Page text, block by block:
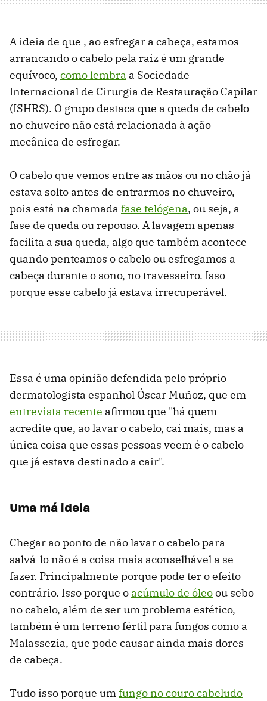
A ideia de que , ao esfregar a cabeça, estamos
arrancando o cabelo pela raiz é um grande
equívoco, como lembra a Sociedade
Internacional de Cirurgia de Restauração Capilar
(ISHRS). O grupo destaca que a queda de cabelo
no chuveiro não está relacionada à ação
mecânica de esfregar.
O cabelo que vemos entre as mãos ou no chão já
estava solto antes de entrarmos no chuveiro,
pois está na chamada fase telógena, ou seja, a
fase de queda ou repouso. A lavagem apenas
facilita a sua queda, algo que também acontece
quando penteamos o cabelo ou esfregamos a
cabeça durante o sono, no travesseiro. Isso
porque esse cabelo já estava irrecuperável.
Essa é uma opinião defendida pelo próprio
dermatologista espanhol Óscar Muñoz, que em
entrevista recente afirmou que "há quem
acredite que, ao lavar o cabelo, cai mais, mas a
única coisa que essas pessoas veem é o cabelo
que já estava destinado a cair".
Uma má ideia
Chegar ao ponto de não lavar o cabelo para
salvá-lo não é a coisa mais aconselhável a se
fazer. Principalmente porque pode ter o efeito
contrário. Isso porque o acúmulo de óleoou sebo
no cabelo, além de ser um problema estético,
também é um terreno fértil para fungos como a
Malassezia, que pode causar ainda mais dores
de cabeça.
Tudo isso porque umfungo no couro cabeludo